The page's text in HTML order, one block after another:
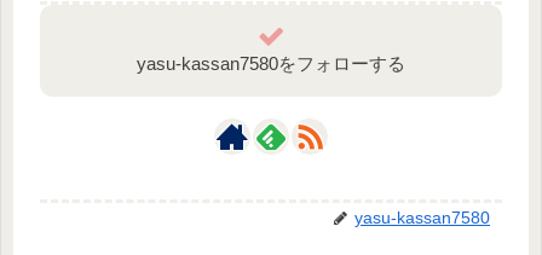
yasu-kassan7580をフォローする
yasu-kassan7580